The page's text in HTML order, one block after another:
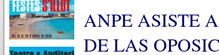
ANPE ASISTE
DE LAS